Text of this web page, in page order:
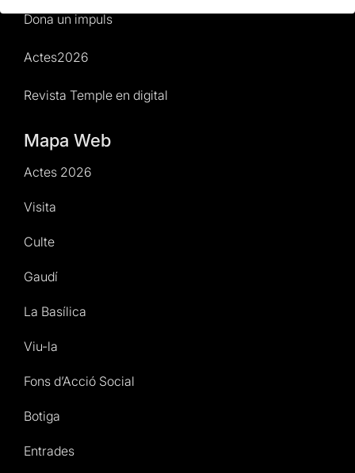
Dona un impuls
Actes2026
Revista Temple en digital
Mapa Web
Actes 2026
Visita
Culte
Gaudí
La Basílica
Viu-la
Fons d’Acció Social
Botiga
Entrades